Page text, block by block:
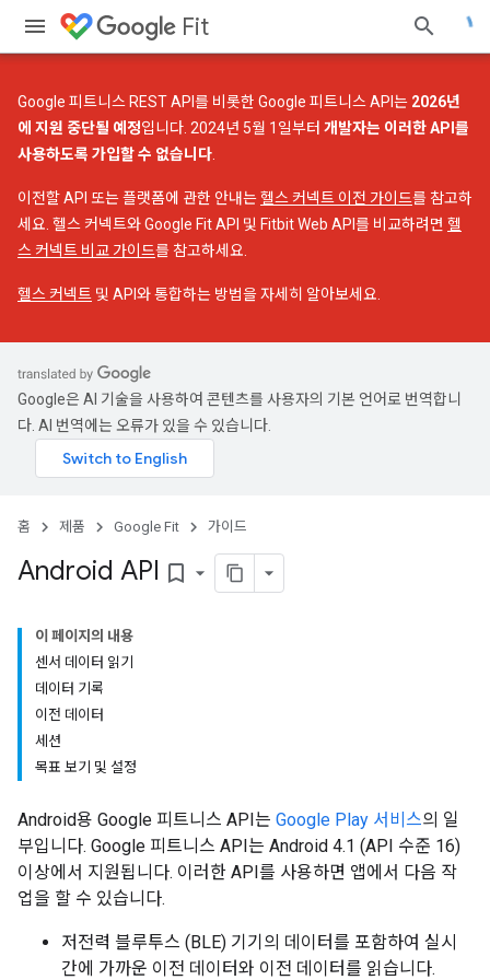
Fit
Google 피트니스 REST API를 비롯한 Google 피트니스 API는 2026년
에 지원 중단될 예정입니다. 2024년 5월 1일부터 개발자는 이러한 API를
사용하도록 가입할 수 없습니다
이전할 API 또는 플랫폼에 관한 안내는헬스 커넥트 이전 가이드를 참고하
세요. 헬스 커넥트와 Google Fit API 및 Fitbit Web API를 비교하려면 헬
스 커넥트 비교 가이드를 참고하세요.
헬스 커넥트 및 API와 통합하는 방법을 자세히 알아보세요.
Google은 AI 기술을 사용하여 콘텐츠를 사용자의 기본 언어로 번역합니
다. AI 번역에는 오류가 있을 수 있습니다.
홈 제품 Google Fit 가이드
Android API bookmark_border
이 페이지의 내용
센서 데이터 읽기
데이터 기록
이전 데이터
세션
목표 보기 및 설정
Android용 Google 피트니스 API는 Google Play 서비스의 일
부입니다. Google 피트니스 API는 Android 4.1 (API 수준 16)
이상에서 지원됩니다. 이러한 API를 사용하면 앱에서 다음 작
업을 할 수 있습니다.
저전력 블루투스 (BLE) 기기의 데이터를 포함하여 실시
간에 가까운 이전 데이터와 이전 데이터를 읽습니다.